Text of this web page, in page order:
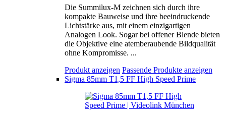
Die Summilux-M zeichnen sich durch ihre
kompakte Bauweise und ihre beeindruckende
Lichtstärke aus, mit einem einzigartigen
Analogen Look. Sogar bei offener Blende bieten
die Objektive eine atemberaubende Bildqualität
ohne Kompromisse. ...
Produkt anzeigen Passende Produkte anzeigen
Sigma 85mm T1,5 FF High Speed Prime